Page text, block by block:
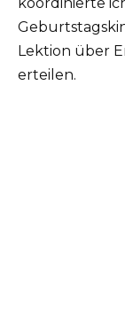
Lektion über
erteilen.